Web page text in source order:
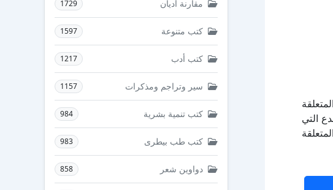
التي
مقارنة أديان 1729
كتب متنوعة 1597
كتب أدب 1217
سير وتراجم ومذكرات 1157
كتب تنمية بشرية 984
كتب طب بيطرى 983
دواوين شعر 858